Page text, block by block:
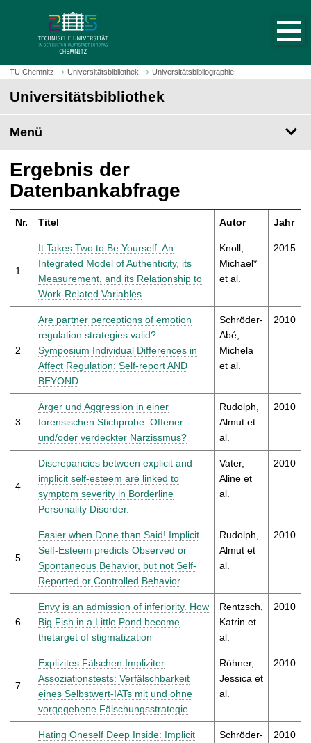
z
m
t
e
i
t
u
f
u
f
TU Chemnitz Universitätsbibliothek Universitätsbibliographie
Universitätsbibliothek
Menü
Ergebnis der
Datenbankabfrage
Nr. Titel Autor Jahr
1
It Takes Two to Be Yourself. An
Integrated Model of Authenticity, its
Measurement, and its Relationship to
Work-Related Variables
Knoll,
Michael*
et al.
2015
2
Are partner perceptions of emotion
regulation strategies valid? :
Symposium Individual Differences in
Affect Regulation: Self-report AND
BEYOND
Schröder-
Abé,
Michela
et al.
2010
3
Ärger und Aggression in einer
forensischen Stichprobe: Offener
und/oder verdeckter Narzissmus?
Rudolph,
Almut et
al.
2010
4
Discrepancies between explicit and
implicit self-esteem are linked to
symptom severity in Borderline
Personality Disorder.
Vater,
Aline et
al.
2010
5
Easier when Done than Said! Implicit
Self-Esteem predicts Observed or
Spontaneous Behavior, but not Self-
Reported or Controlled Behavior
Rudolph,
Almut et
al.
2010
6
Envy is an admission of inferiority. How
Big Fish in a Little Pond become
thetarget of stigmatization
Rentzsch,
Katrin et
al.
2010
7
Explizites Fälschen Impliziter
Assoziationstests: Verfälschbarkeit
eines Selbstwert-IATs mit und ohne
vorgegebene Fälschungsstrategie
Röhner,
Jessica et
al.
2010
Hating Oneself Deep Inside: Implicit
Schröder-
2010